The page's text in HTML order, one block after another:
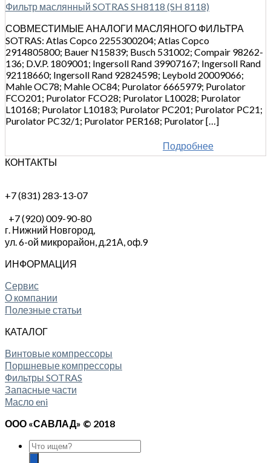
Фильтр маслянный SOTRAS SH8118 (SH 8118)
СОВМЕСТИМЫЕ АНАЛОГИ МАСЛЯНОГО ФИЛЬТРА
SOTRAS: Atlas Copco 2255300204; Atlas Copco
2914805800; Bauer N15839; Busch 531002; Compair 98262-
136; D.V.P. 1809001; Ingersoll Rand 39907167; Ingersoll Rand
92118660; Ingersoll Rand 92824598; Leybold 20009066;
Mahle OC78; Mahle OC84; Purolator 6665979; Purolator
FCO201; Purolator FCO28; Purolator L10028; Purolator
L10168; Purolator L10183; Purolator PC201; Purolator PC21;
Purolator PC32/1; Purolator PER168; Purolator […]
Подробнее
КОНТАКТЫ
+7 (831) 283-13-07
+7 (920) 009-90-80
г. Нижний Новгород,
ул. 6-ой микрорайон, д.21А,оф.9
ИНФОРМАЦИЯ
Сервис
О компании
Полезные статьи
КАТАЛОГ
Винтовые компрессоры
Поршневые компрессоры
Фильтры SOTRAS
Запасные части
Масло eni
ООО «САВЛАД» © 2018